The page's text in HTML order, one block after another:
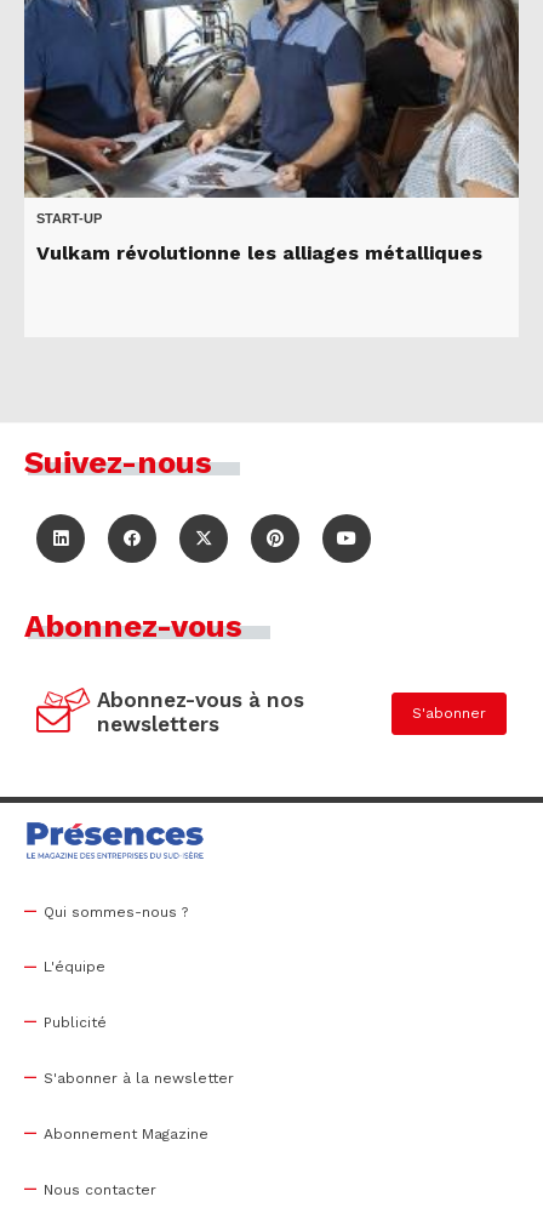
START-UP
Vulkam révolutionne les alliages métalliques
Suivez-nous
Abonnez-vous
Abonnez-vous à nos
newsletters
S'abonner
Qui sommes-nous ?
L'équipe
Publicité
S'abonner à la newsletter
Abonnement Magazine
Nous contacter